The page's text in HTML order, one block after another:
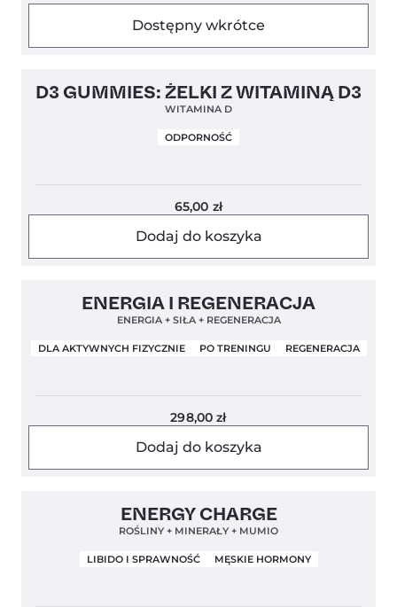
Dostępny wkrótce
5,0
D3 GUMMIES: ŻELKI Z WITAMINĄ D3
WITAMINA D
ODPORNOŚĆ
65,00 zł
Dodaj do koszyka
Clean LabelENERGIA I REGENERACJA
ENERGIA + SIŁA + REGENERACJA
DLA AKTYWNYCH FIZYCZNIE PO TRENINGU REGENERACJA
298,00zł
Dodaj do koszyka
Nowa Formuła
ENERGY CHARGE
ROŚLINY + MINERAŁY + MUMIO
LIBIDO I SPRAWNOŚĆ MĘSKIE HORMONY